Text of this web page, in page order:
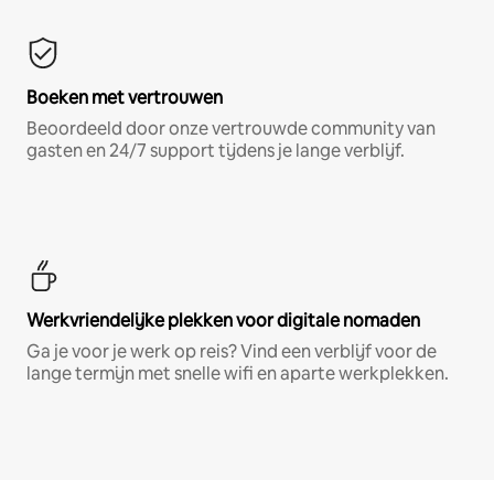
Boeken met vertrouwen
Beoordeeld door onze vertrouwde community van
gasten en 24/7 support tijdens je lange verblijf.
Werkvriendelijke plekken voor digitale nomaden
Ga je voor je werk op reis? Vind een verblijf voor de
lange termijn met snelle wifi en aparte werkplekken.